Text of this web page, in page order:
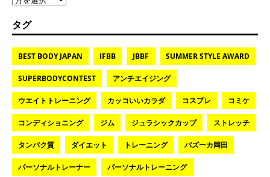
タグ
BEST BODY JAPAN IFBB JBBF SUMMER STYLE AWARD
SUPERBODYCONTEST アンチエイジング
ウエイトトレーニング カッコいいカラダ コスプレ コミケ
コンディショニング ジム ジュラシックカップ ストレッチ
タンパク質 ダイエット トレーニング バズーカ岡田
パーソナルトレーナー パーソナルトレーニング